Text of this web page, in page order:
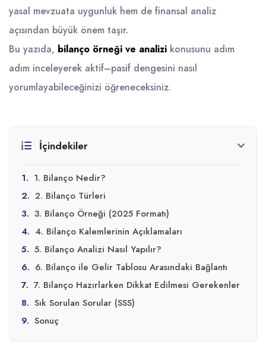
yasal mevzuata uygunluk hem de finansal analiz
açısından büyük önem taşır.
Bu yazıda, bilanço örneği ve analizi konusunu adım
adım inceleyerek aktif–pasif dengesini nasıl
yorumlayabileceğinizi öğreneceksiniz.
İçindekiler
1. 1. Bilanço Nedir?
2. 2. Bilanço Türleri
3. 3. Bilanço Örneği (2025 Formatı)
4. 4. Bilanço Kalemlerinin Açıklamaları
5. 5. Bilanço Analizi Nasıl Yapılır?
6. 6. Bilanço ile Gelir Tablosu Arasındaki Bağlantı
7. 7. Bilanço Hazırlarken Dikkat Edilmesi Gerekenler
8. Sık Sorulan Sorular (SSS)
9. Sonuç